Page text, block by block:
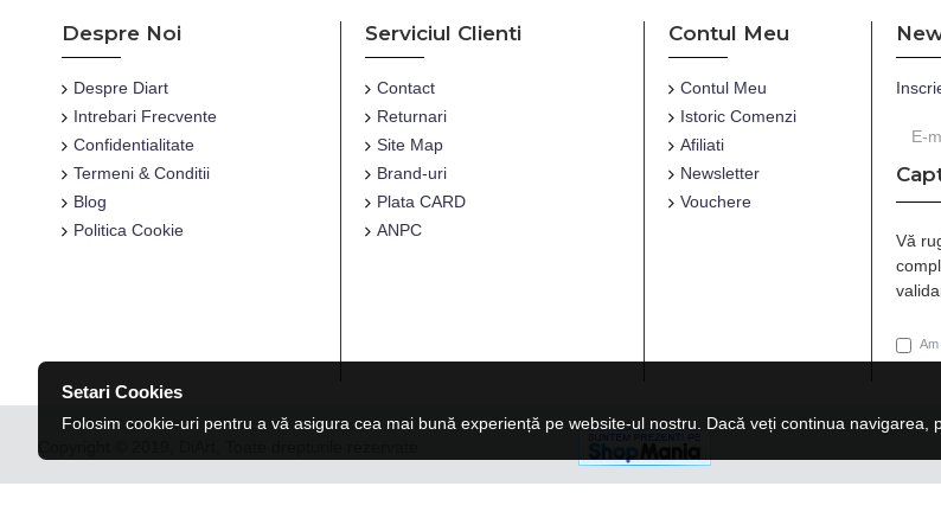
Despre Noi
Despre Diart
Intrebari Frecvente
Confidentialitate
Termeni & Conditii
Blog
Politica Cookie
Serviciul Clienti
Contact
Returnari
Site Map
Brand-uri
Plata CARD
ANPC
Contul Meu
Contul Meu
Istoric Comenzi
Afiliati
Newsletter
Vouchere
Vă
Setari Cookies
Folosim cookie-uri pentru a vă asigura cea mai bună experiență pe website-ul nostru. Dacă veți continua navigarea,